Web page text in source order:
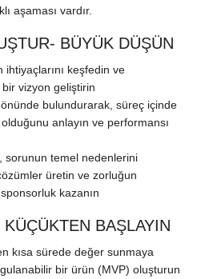
aşaması vardır.
BÜYÜK DÜŞÜN
keşfedin ve
vizyon geliştirin
bulundurarak, süreç içinde
anlayın ve performansı
sorunun temel nedenlerini
üretin ve zorluğun
kazanın
BAŞLAYIN
kısa sürede değer sunmaya
bir ürün (MVP) oluşturun